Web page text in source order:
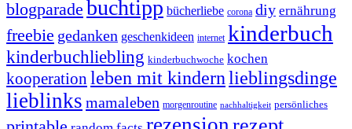
blogparade buchtipp bücherliebe corona diy ernährung
freebie gedanken geschenkideen internet kinderbuch
kinderbuchliebling kinderbuchwoche kochen
kooperation leben mit kindernlieblingsdinge
lieblinks mamaleben morgenroutine nachhaltigkeit persönliches